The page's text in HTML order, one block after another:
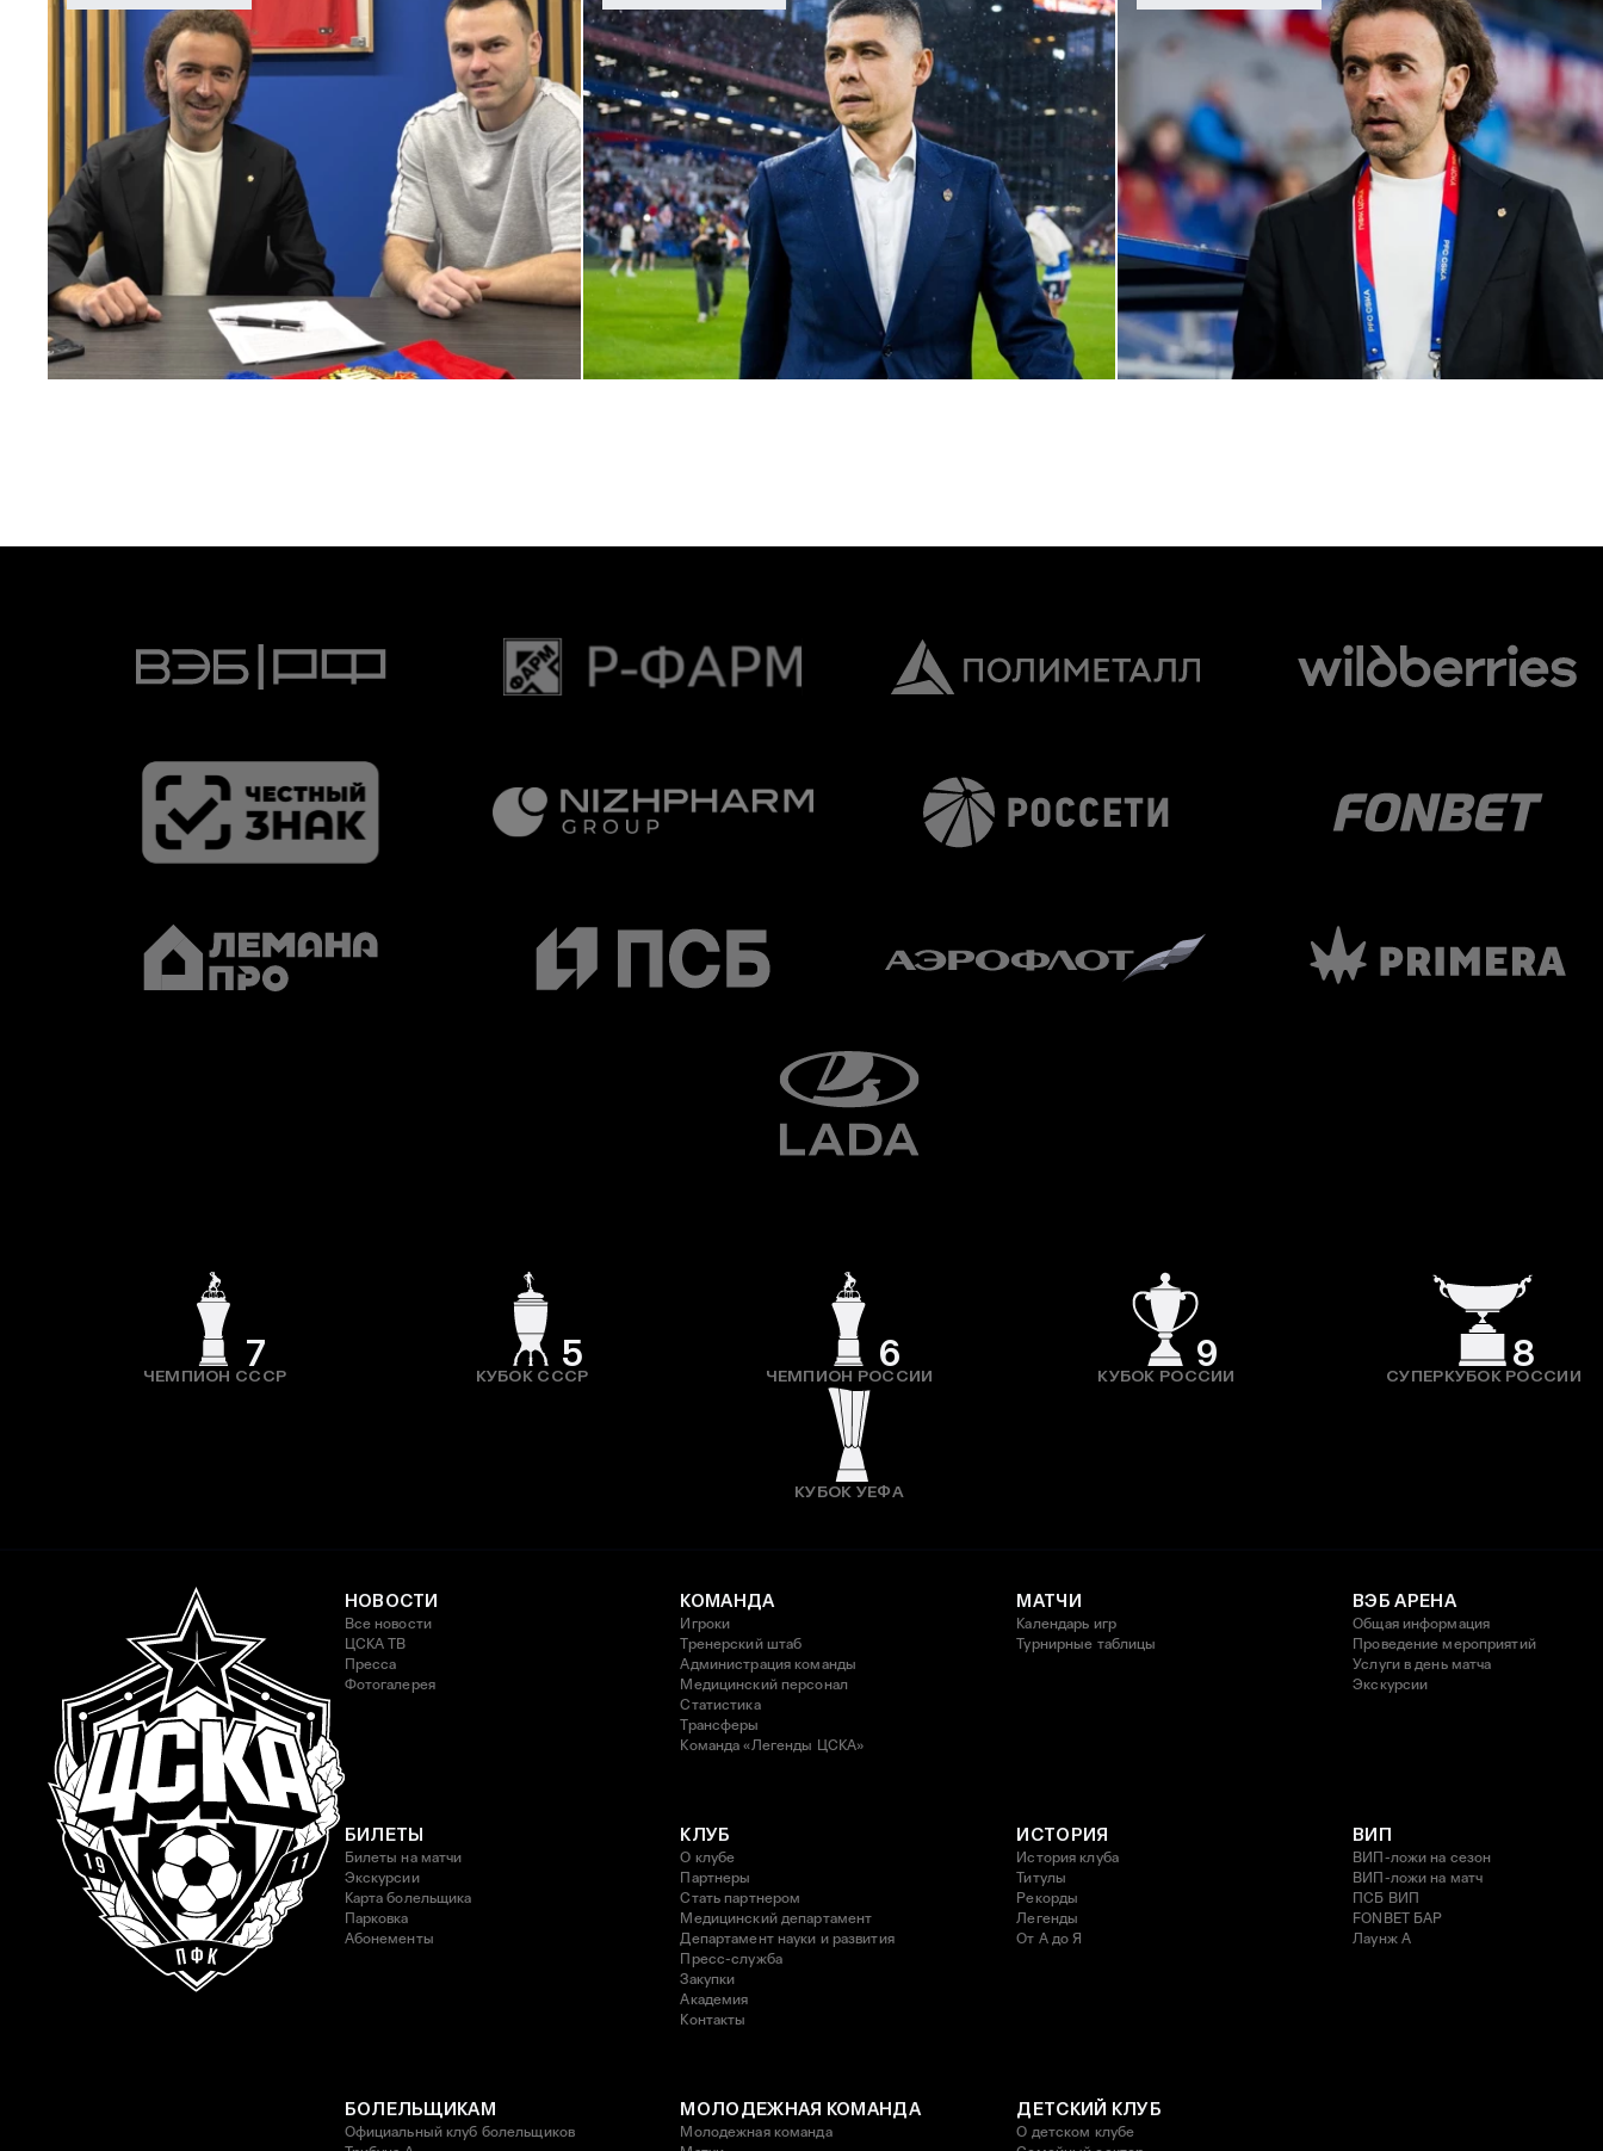
Капитан – с нами!
2 ИЮНЯ 2026 12:55
Дмитрий Игдисамов о формировании тренерского штаба
1 ИЮНЯ 2026 16:57
Комментарий генерального директора ПФК ЦСКА Романа
Бабаева
1 ИЮНЯ 2026 16:45
7
ЧЕМПИОН СССР
5
КУБОК СССР
6
ЧЕМПИОН РОССИИ
9
КУБОК РОССИИ
8
СУПЕРКУБОК РОССИИ
КУБОК УЕФА
НОВОСТИ
Все новости
ЦСКА ТВ
Пресса
Фотогалерея
КОМАНДА
Игроки
Тренерский штаб
Администрация команды
Медицинский персонал
Статистика
Трансферы
Команда «Легенды ЦСКА»
МАТЧИ
Календарь игр
Турнирные таблицы
ВЭБ АРЕНА
Общая информация
Проведение мероприятий
Услуги в день матча
Экскурсии
БИЛЕТЫ
Билеты на матчи
Экскурсии
Карта болельщика
Парковка
Абонементы
КЛУБ
О клубе
Партнеры
Стать партнером
Медицинский департамент
Департамент науки и развития
Пресс-служба
Закупки
Академия
Контакты
ИСТОРИЯ
История клуба
Титулы
Рекорды
Легенды
От А до Я
ВИП
ВИП-ложи на сезон
ВИП-ложи на матч
ПСБ ВИП
FONBET БАР
Лаунж A
БОЛЕЛЬЩИКАМ
Официальный клуб болельщиков
МОЛОДЕЖНАЯ КОМАНДА
Молодежная команда
ДЕТСКИЙ КЛУБ
О детском клубе